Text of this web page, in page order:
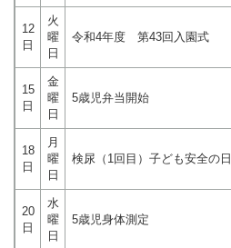
12
日
火
曜
日
令和4年度 第43回入園式
15
日
金
曜
日
5歳児弁当開始
18
日
月
曜
日
検尿（1回目）子ども安全の日
20
日
水
曜
日
5歳児身体測定